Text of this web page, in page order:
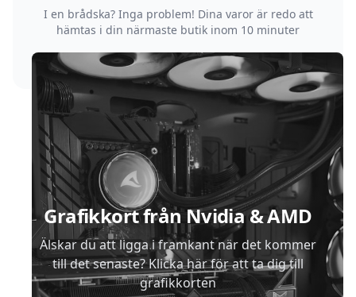
I en brådska? Inga problem! Dina varor är redo att
hämtas i din närmaste butik inom 10 minuter
Grafikkort från Nvidia & AMD
Älskar du att ligga i framkant när det kommer
till det senaste? Klicka här för att ta dig till
grafikkorten